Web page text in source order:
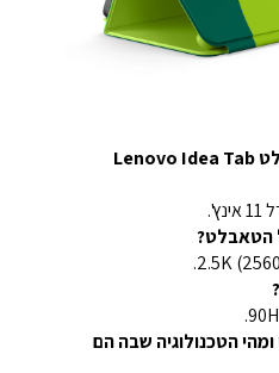
מהו גודל המסך של הטאבלט Lenovo Idea Tab
הטאבלט?
הטכנולוגיה שבה הם